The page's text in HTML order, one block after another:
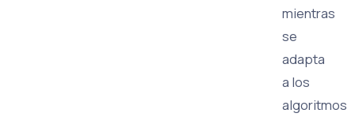
mientras
se
adapta
a los
algoritmos